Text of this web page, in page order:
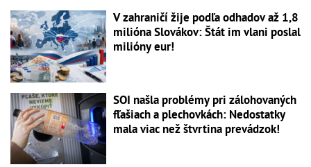
V zahraničí žije podľa odhadov až 1,8
milióna Slovákov: Štát im vlani poslal
milióny eur!
SOI našla problémy pri zálohovaných
fľašiach a plechovkách: Nedostatky
mala viac než štvrtina prevádzok!